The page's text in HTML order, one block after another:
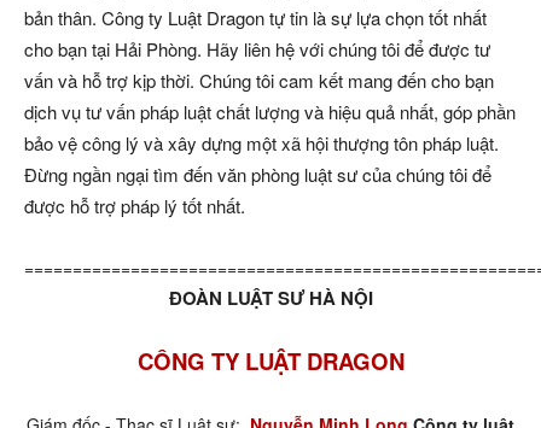
bản thân. Công ty Luật Dragon tự tin là sự lựa chọn tốt nhất
cho bạn tại Hải Phòng. Hãy liên hệ với chúng tôi để được tư
vấn và hỗ trợ kịp thời. Chúng tôi cam kết mang đến cho bạn
dịch vụ tư vấn pháp luật chất lượng và hiệu quả nhất, góp phần
bảo vệ công lý và xây dựng một xã hội thượng tôn pháp luật.
Đừng ngần ngại tìm đến văn phòng luật sư của chúng tôi để
được hỗ trợ pháp lý tốt nhất.
ĐOÀN LUẬT SƯ HÀ NỘI
CÔNG TY LUẬT DRAGON